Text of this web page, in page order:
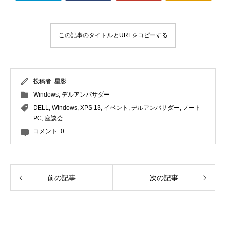
この記事のタイトルとURLをコピーする
投稿者: 星影
Windows, デルアンバサダー
DELL, Windows, XPS 13, イベント , デルアンバサダー, ノート
PC, 座談会
コメント: 0
前の記事 次の記事